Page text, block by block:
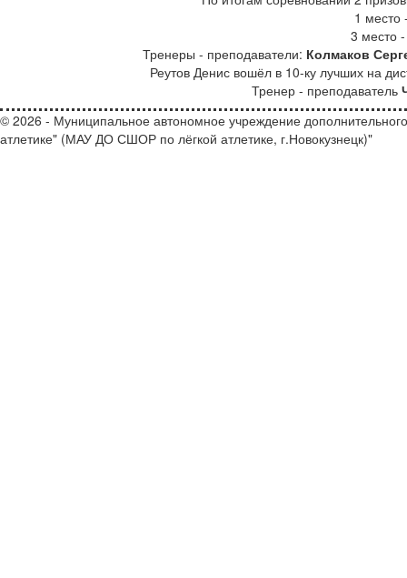
1 место
3 место
Тренеры - преподаватели: Колмаков
Реутов Денис вошёл в 10-ку лучших на
Тренер - преподаватель
© 2026 - Муниципальное автономное учреждение
атлетике" (МАУ ДО СШОР по лёгкой атлетике, г.Новокузнецк)"